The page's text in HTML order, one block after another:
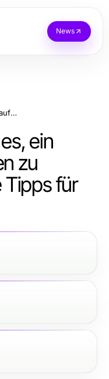
News
Wie lange dauert es, ein Gartenhaus kaufen zu können? Effektive Tipps für 2026
ein
zu
Tipps für